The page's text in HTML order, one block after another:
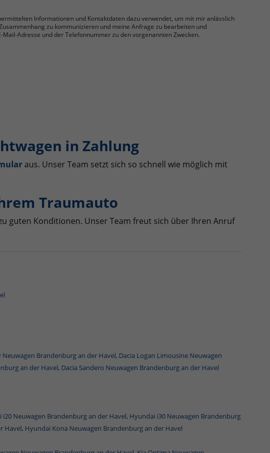
Informationen und Kontaktdaten dazu verwendet, um mit mir anlässlich
zu kommunizieren und meine Anfrage zu bearbeiten und
Adresse und der Telefonnummer zu den vorgenannten Zwecken.
in Zahlung
aus. Unser Team setzt sich so schnell wie möglich mit
Traumauto
guten Konditionen. Unser Team freut sich über Ihren Anruf
Neuwagen Brandenburg an der Havel, Dacia Logan Limousine Neuwagen
an der Havel, Dacia Sandero Neuwagen Brandenburg an der Havel
i20 Neuwagen Brandenburg an der Havel, Hyundai i30 Neuwagen Brandenburg
Havel, Hyundai Kona Neuwagen Brandenburg an der Havel